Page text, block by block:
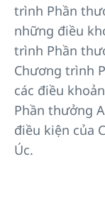
trình Phần
những điều
trình Phần
Chương trình
các điều
Phần thưởng
điều kiện của
Úc.